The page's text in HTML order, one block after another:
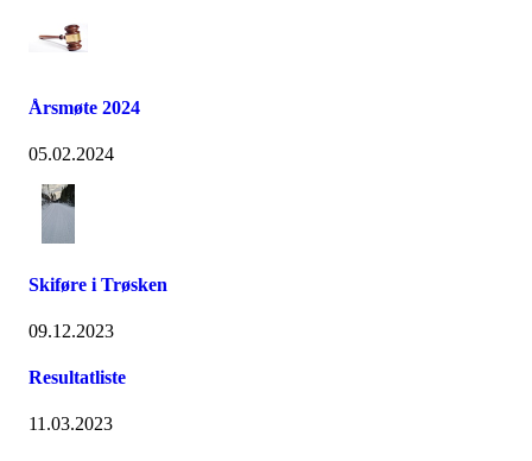
Årsmøte 2024
05.02.2024
Skiføre i Trøsken
09.12.2023
Resultatliste
11.03.2023